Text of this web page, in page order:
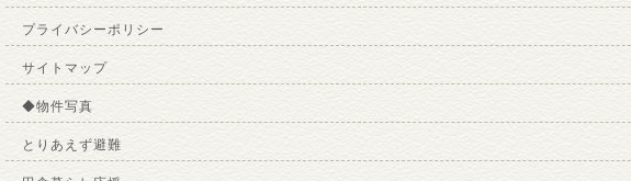
プライバシーポリシー
サイトマップ
◆物件写真
とりあえず避難